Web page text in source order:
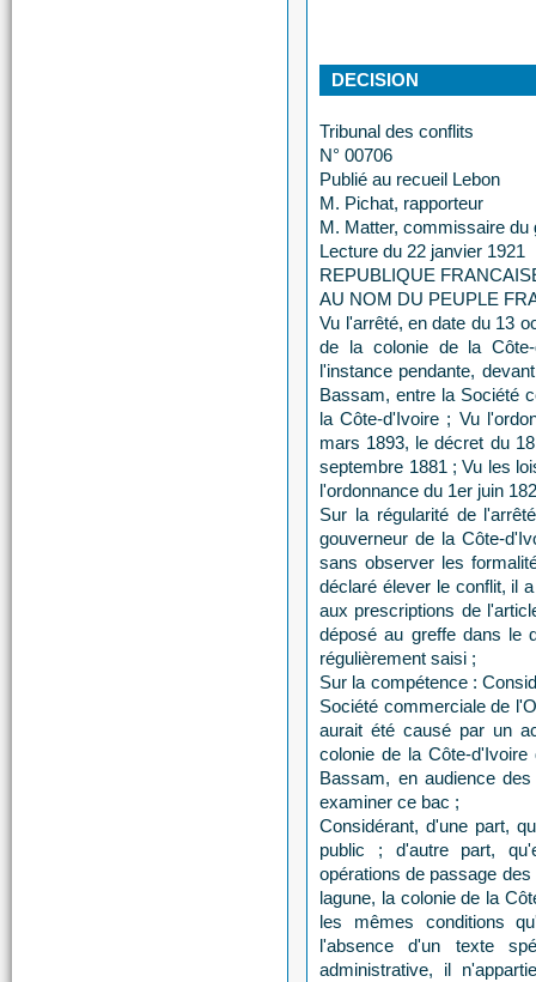
DECISION
Tribunal des conflits
N° 00706
Publié au recueil Lebon
M. Pichat, rapporteur
M. Matter, commissaire du
Lecture du 22 janvier 1921
REPUBLIQUE
AU NOM DU PEUPLE
Vu l'arrêté, en date du 13
de la colonie de la
l'instance pendante,
Bassam, entre la Société
la Côte-d'Ivoire ; Vu
mars 1893, le décret du
septembre 1881 ; Vu les
l'ordonnance du 1er juin
Sur la régularité de
gouverneur de la Côte-
sans observer les
déclaré élever le conflit, il
aux prescriptions de
déposé au greffe dans le
régulièrement saisi ;
Sur la compétence :
Société commerciale de
aurait été causé par un
colonie de la Côte-
Bassam, en audience
examiner ce bac ;
Considérant, d'une part,
public ; d'autre part,
opérations de passage
lagune, la colonie de la
les mêmes conditions
l'absence d'un texte
administrative, il